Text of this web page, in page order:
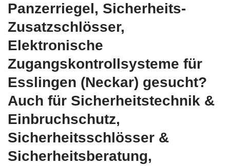
Panzerriegel, Sicherheits-
Zusatzschlösser,
Elektronische
Zugangskontrollsysteme für
Esslingen (Neckar) gesucht?
Auch für Sicherheitstechnik &
Einbruchschutz,
Sicherheitsschlösser &
Sicherheitsberatung,